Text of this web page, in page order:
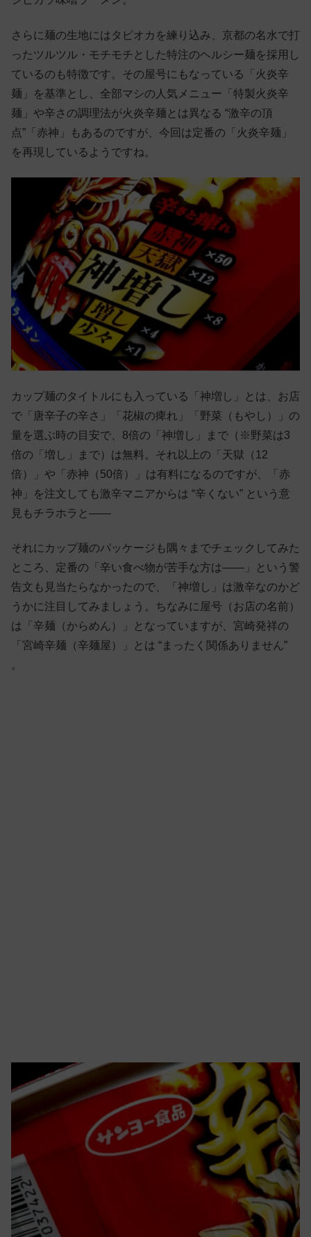
さらに麺の生地にはタピオカを練り込み、京都の名水で打
ったツルツル・モチモチとした特注のヘルシー麺を採用し
ているのも特徴です。その屋号にもなっている「火炎辛
麺」を基準とし、全部マシの人気メニュー「特製火炎辛
麺」や辛さの調理法が火炎辛麺とは異なる “激辛の頂
点”「赤神」もあるのですが、今回は定番の「火炎辛麺」
を再現しているようですね。
カップ麺のタイトルにも入っている「神増し」とは、お店
で「唐辛子の辛さ」「花椒の痺れ」「野菜（もやし）」の
量を選ぶ時の目安で、8倍の「神増し」まで（※野菜は3
倍の「増し」まで）は無料。それ以上の「天獄（12
倍）」や「赤神（50倍）」は有料になるのですが、「赤
神」を注文しても激辛マニアからは “辛くない” という意
見もチラホラと——
それにカップ麺のパッケージも隅々までチェックしてみた
ところ、定番の「辛い食べ物が苦手な方は——」という警
告文も見当たらなかったので、「神増し」は激辛なのかど
うかに注目してみましょう。ちなみに屋号（お店の名前）
は「辛麺（からめん）」となっていますが、宮崎発祥の
「宮崎辛麺（辛麺屋）」とは “まったく関係ありません”
。